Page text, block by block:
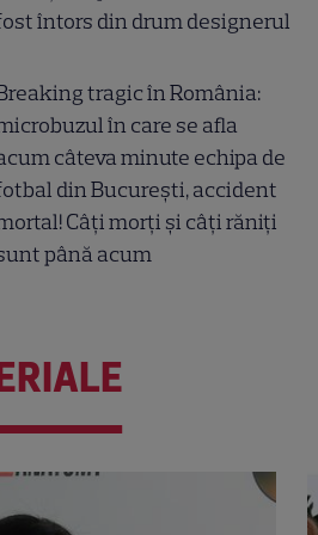
întors din drum designerul
tragic în România:
în care se afla
câteva minute echipa de
din București, accident
Câți morți și câți răniți
până acum